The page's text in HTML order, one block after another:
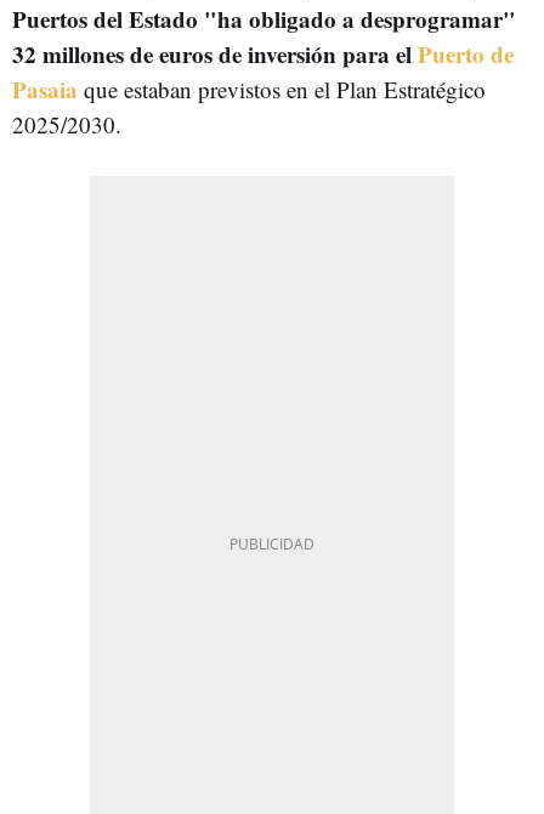
Puertos del Estado "ha obligado a desprogramar"
32 millones de euros de inversión para elPuerto de
Pasaia que estaban previstos en el Plan Estratégico
2025/2030.